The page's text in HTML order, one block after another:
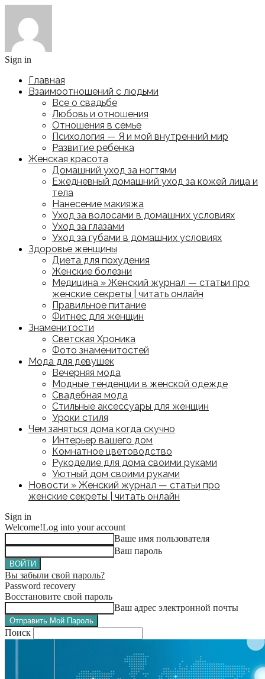
Sign in
Главная
Взаимоотношений с людьми
Все о свадьбе
Любовь и отношения
Отношения в семье
Психология — Я и мой внутренний мир
Развитие ребенка
Женская красота
Домашний уход за ногтями
Ежедневный домашний уход за кожей лица и
тела
Нанесение макияжа
Уход за волосами в домашних условиях
Уход за глазами
Уход за губами в домашних условиях
Здоровье женщины
Диета для похудения
Женские болезни
Медицина » Женский журнал — статьи про
женские секреты | читать онлайн
Правильное питание
Фитнес для женщин
Знаменитости
Светская Хроника
Фото знаменитостей
Мода для девушек
Вечерняя мода
Модные тенденции в женской одежде
Свадебная мода
Стильные аксессуары для женщин
Уроки стиля
Чем заняться дома когда скучно
Интерьер вашего дом
Комнатное цветоводство
Рукоделие для дома своими руками
Уютный дом своими руками
Новости » Женский журнал — статьи про
женские секреты | читать онлайн
Sign in
Welcome!Log into your account
Ваше имя пользователя
Ваш пароль
Вы забыли свой пароль?
Password recovery
Восстановите свой пароль
Ваш адрес электронной почты
Поиск